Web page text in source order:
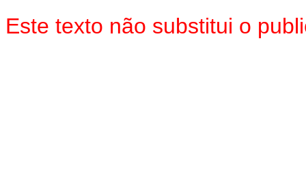
Este texto não substitui o